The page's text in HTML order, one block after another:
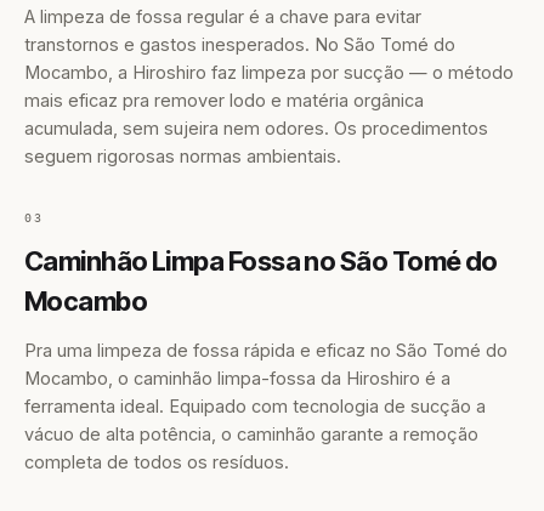
A limpeza de fossa regular é a chave para evitar
transtornos e gastos inesperados. No São Tomé do
Mocambo, a Hiroshiro faz limpeza por sucção — o método
mais eficaz pra remover lodo e matéria orgânica
acumulada, sem sujeira nem odores. Os procedimentos
seguem rigorosas normas ambientais.
03
Caminhão Limpa Fossa no São Tomé do
Mocambo
Pra uma limpeza de fossa rápida e eficaz no São Tomé do
Mocambo, o caminhão limpa-fossa da Hiroshiro é a
ferramenta ideal. Equipado com tecnologia de sucção a
vácuo de alta potência, o caminhão garante a remoção
completa de todos os resíduos.